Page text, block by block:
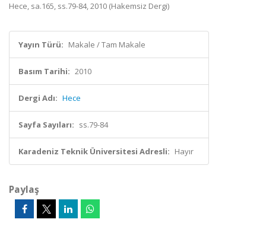
Hece, sa.165, ss.79-84, 2010 (Hakemsiz Dergi)
Yayın Türü: Makale / Tam Makale
Basım Tarihi: 2010
Dergi Adı: Hece
Sayfa Sayıları: ss.79-84
Karadeniz Teknik Üniversitesi Adresli: Hayır
Paylaş